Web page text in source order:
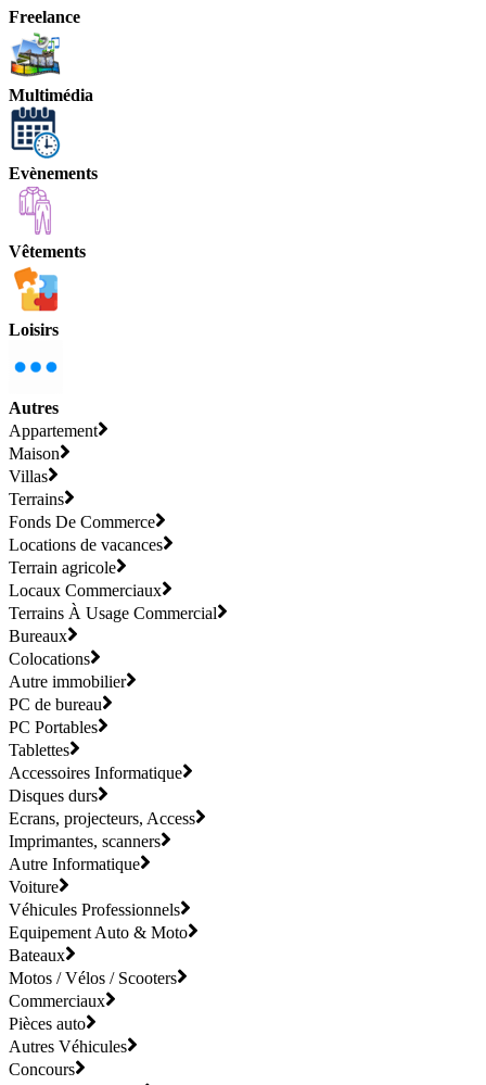
Freelance
Multimédia
Evènements
Vêtements
Loisirs
Autres
Appartement
Maison
Villas
Terrains
Fonds De Commerce
Locations de vacances
Terrain agricole
Locaux Commerciaux
Terrains À Usage Commercial
Bureaux
Colocations
Autre immobilier
PC de bureau
PC Portables
Tablettes
Accessoires Informatique
Disques durs
Ecrans, projecteurs, Access
Imprimantes, scanners
Autre Informatique
Voiture
Véhicules Professionnels
Equipement Auto & Moto
Bateaux
Motos / Vélos / Scooters
Commerciaux
Pièces auto
Autres Véhicules
Concours